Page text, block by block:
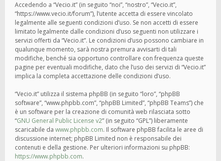
Accedendo a “Vecio.it” (in seguito “noi”, “nostro”, “Vecio.it”,
“https://www.vecio.it/forum”), l’utente accetta di essere vincolato
legalmente alle seguenti condizioni d’uso. Se non accetti di essere
limitato legalmente dalle condizioni d’uso seguenti non utilizzare i
servizi offerti da “Vecio.it”. Le condizioni d’uso possono cambiare in
qualunque momento, sarà nostra premura avvisarti di tali
modifiche, benché sia opportuno controllare con frequenza queste
pagine per eventuali modifiche, dato che l’uso dei servizi di “Vecio.it”
implica la completa accettazione delle condizioni d’uso.
“Vecio.it” utilizza il sistema phpBB (in seguito “loro”, “phpBB
software”, “www.phpbb.com”, “phpBB Limited”, “phpBB Teams”) che
è un software per la creazione di comunità web rilasciata sotto
“GNU General Public License v2” (in seguito “GPL”) liberamente
scaricabile da www.phpbb.com. Il software phpBB facilita le aree di
discussione internet; phpBB Limited non è responsabile dei
contenuti e della gestione. Per ulteriori informazioni su phpBB:
https://www.phpbb.com.